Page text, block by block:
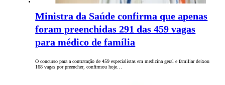
Ministra da Saúde confirma que apenas
foram preenchidas 291 das 459 vagas
para médico de família
O concurso para a contratação de 459 especialistas em medicina geral e familiar deixou
168 vagas por preencher, confirmou hoje…